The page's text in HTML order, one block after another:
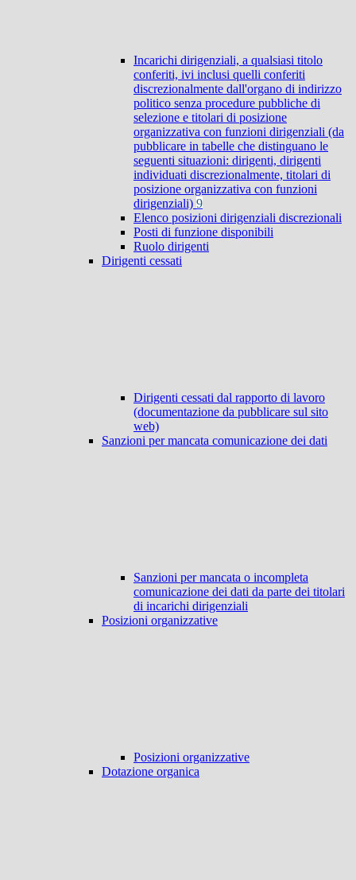
Incarichi dirigenziali, a qualsiasi titolo
conferiti, ivi inclusi quelli conferiti
discrezionalmente dall'organo di indirizzo
politico senza procedure pubbliche di
selezione e titolari di posizione
organizzativa con funzioni dirigenziali (da
pubblicare in tabelle che distinguano le
seguenti situazioni: dirigenti, dirigenti
individuati discrezionalmente, titolari di
posizione organizzativa con funzioni
dirigenziali) 9
Elenco posizioni dirigenziali discrezionali
Posti di funzione disponibili
Ruolo dirigenti
Dirigenti cessati
Dirigenti cessati dal rapporto di lavoro
(documentazione da pubblicare sul sito
web)
Sanzioni per mancata comunicazione dei dati
Sanzioni per mancata o incompleta
comunicazione dei dati da parte dei titolari
di incarichi dirigenziali
Posizioni organizzative
Posizioni organizzative
Dotazione organica